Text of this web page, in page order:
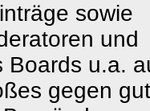
sowie
und
Boards u.a.
gegen